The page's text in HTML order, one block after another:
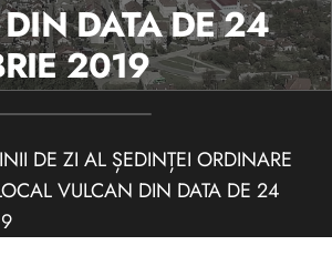
DATA DE 24
2019
DE ZI AL ȘEDINȚEI ORDINARE
VULCAN DIN DATA DE 24